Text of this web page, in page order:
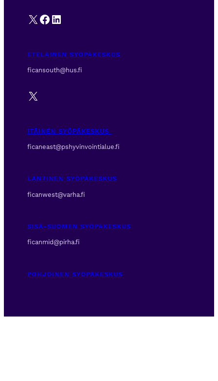
X Facebook
LinkedIn
ETELÄINEN SYÖPÄKESKUS
ficansouth@hus.fi
X
ITÄINEN SYÖPÄKESKUS
ficaneast@pshyvinvointialue.fi
LÄNTINEN SYÖPÄKESKUS
ficanwest@varha.fi
SISÄ-SUOMEN SYÖPÄKESKUS
ficanmid@pirha.fi
POHJOINEN SYÖPÄKESKUS